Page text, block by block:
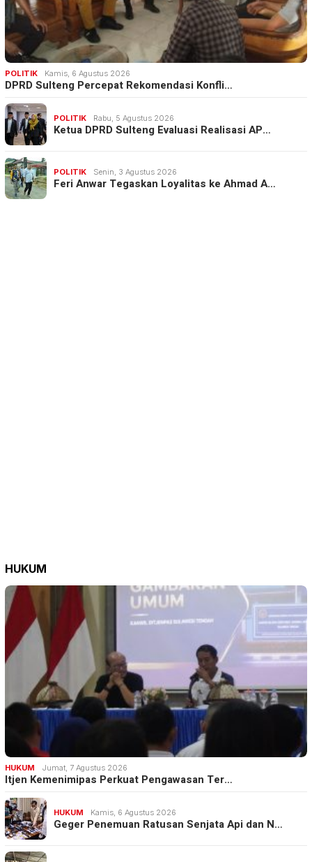
POLITIK Kamis, 6 Agustus 2026
DPRD Sulteng Percepat Rekomendasi Konfli…
POLITIK Rabu, 5 Agustus 2026
Ketua DPRD Sulteng Evaluasi Realisasi AP…
POLITIK Senin, 3 Agustus 2026
Feri Anwar Tegaskan Loyalitas ke Ahmad A…
HUKUM
HUKUM Jumat, 7 Agustus 2026
Itjen Kemenimipas Perkuat Pengawasan Ter…
HUKUM Kamis, 6 Agustus 2026
Geger Penemuan Ratusan Senjata Api dan N…